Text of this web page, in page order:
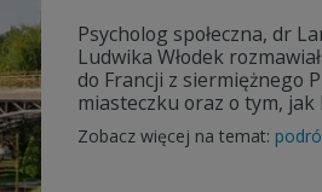
Psycholog społeczna, dr
Ludwika Włodek
do Francji z siermiężnego
miasteczku oraz o tym,
Zobacz więcej na temat: